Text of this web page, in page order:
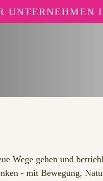
UNTERNEHMEN
Wege gehen und
- mit Bewegung,